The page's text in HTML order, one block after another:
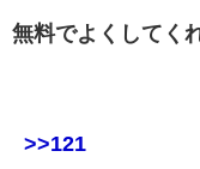
無料でよくしてく
>>121